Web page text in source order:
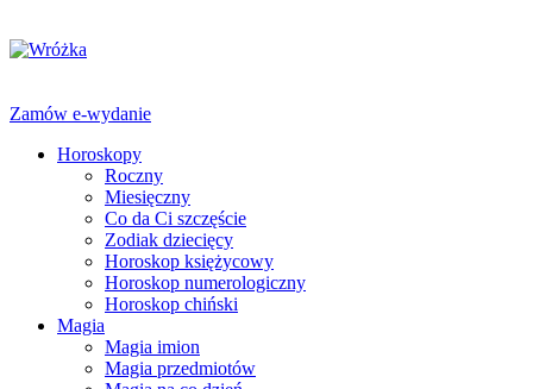
Zamów e-wydanie
Horoskopy
Roczny
Miesięczny
Co da Ci szczęście
Zodiak dziecięcy
Horoskop księżycowy
Horoskop numerologiczny
Horoskop chiński
Magia
Magia imion
Magia przedmiotów